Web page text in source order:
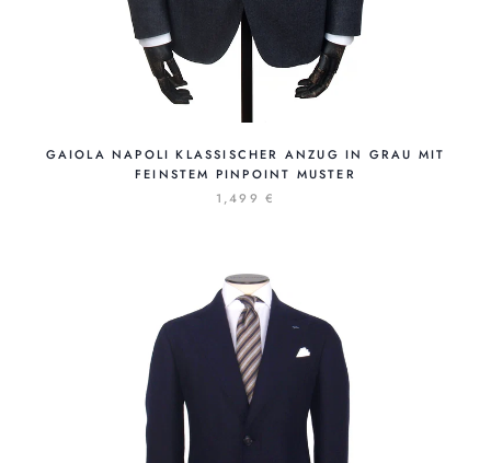
GAIOLA NAPOLI KLASSISCHER ANZUG IN GRAU MIT
FEINSTEM PINPOINT MUSTER
1,499 €